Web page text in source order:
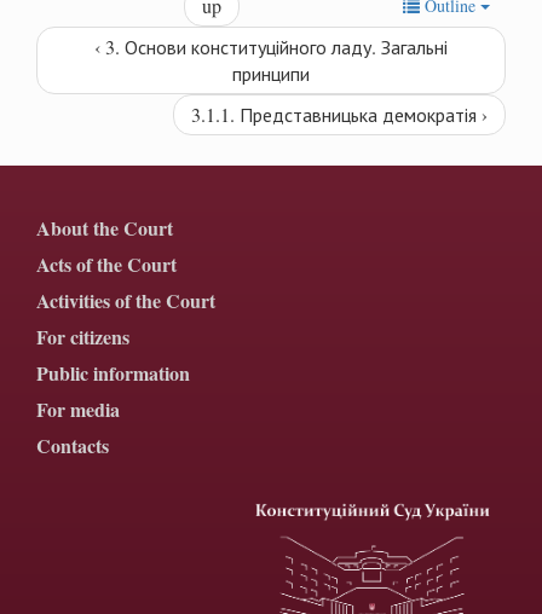
Outline
‹ 3. Основи конституційного ладу. Загальні
принципи
3.1.1. Представницька демократія ›
About the Court
Acts of the Court
Activities of the Court
For citizens
Public information
For media
Contacts